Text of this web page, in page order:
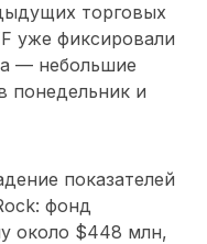
торговых
уже фиксировали
— небольшие
понедельник и
показателей
фонд
около $448 млн,